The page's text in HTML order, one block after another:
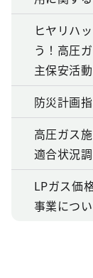
ヒヤリハ
う！高圧
主保安活動
防災計画
高圧ガス
適合状況
LPガス価
事業につ